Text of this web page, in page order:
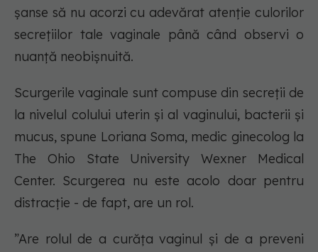
șanse să nu acorzi cu adevărat atenție culorilor
secrețiilor tale vaginale până când observi o
nuanță neobișnuită.
Scurgerile vaginale sunt compuse din secreții de
la nivelul colului uterin și al vaginului, bacterii și
mucus, spune Loriana Soma, medic ginecolog la
The Ohio State University Wexner Medical
Center. Scurgerea nu este acolo doar pentru
distracție - de fapt, are un rol.
”Are rolul de a curăța vaginul și de a preveni